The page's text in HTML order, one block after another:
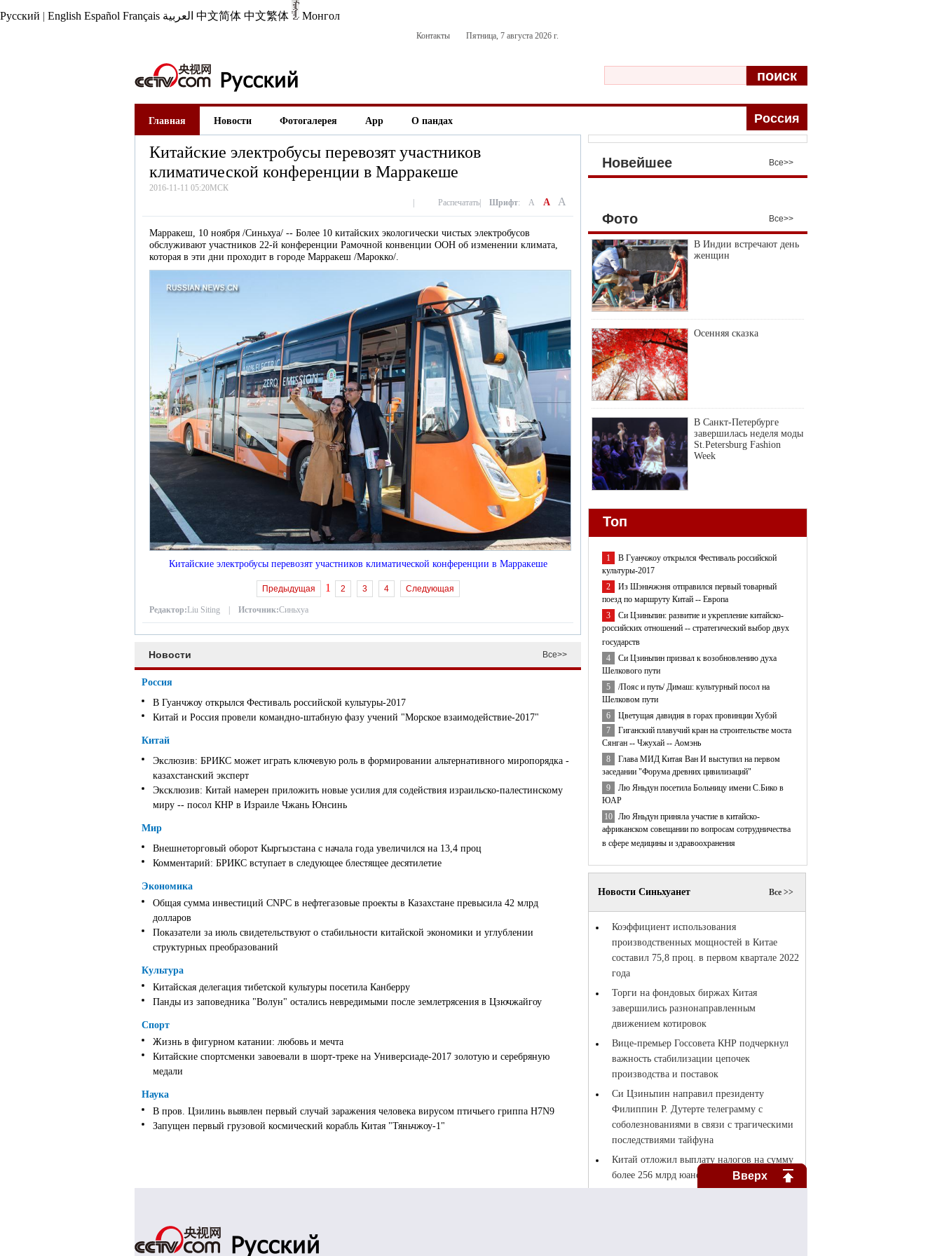
Русский | English Español Français العربية 中文简体 中文繁体 Монгол
Контакты Пятница, 7 августа 2026 г.
поиск
Главная Новости Фотогалерея App О пандах Pоccия
Китайские электробусы перевозят участников
климатической конференции в Марракеше
2016-11-11 05:20МСК
Распечатать Шрифт: A A A
Марракеш, 10 ноября /Синьхуа/ -- Более 10 китайских экологически чистых электробусов
обслуживают участников 22-й конференции Рамочной конвенции ООН об изменении климата,
которая в эти дни проходит в городе Марракеш /Марокко/.
Китайские электробусы перевозят участников климатической конференции в Марракеше
Предыдущая 1 2 3 4 Следующая
Редактор:Liu Siting | Источник:Синьхуа
Новости Все>>
Россия
В Гуанчжоу открылся Фестиваль российской культуры-2017
Китай и Россия провели командно-штабную фазу учений "Морское взаимодействие-2017"
Китай
Экслюзив: БРИКС может играть ключевую роль в формировании альтернативного миропорядка -
казахстанский эксперт
Эксклюзив: Китай намерен приложить новые усилия для содействия израильско-палестинскому
миру -- посол КНР в Израиле Чжань Юнсинь
Мир
Внешнеторговый оборот Кыргызстана с начала года увеличился на 13,4 проц
Комментарий: БРИКС вступает в следующее блестящее десятилетие
Экономика
Общая сумма инвестиций CNPC в нефтегазовые проекты в Казахстане превысила 42 млрд
долларов
Показатели за июль свидетельствуют о стабильности китайской экономики и углублении
структурных преобразований
Культура
Китайская делегация тибетской культуры посетила Канберру
Панды из заповедника "Волун" остались невредимыми после землетрясения в Цзючжайгоу
Спорт
Жизнь в фигурном катании: любовь и мечта
Китайские спортсменки завоевали в шорт-треке на Универсиаде-2017 золотую и серебряную
медали
Наука
В пров. Цзилинь выявлен первый случай заражения человека вирусом птичьего гриппа H7N9
Запущен первый грузовой космический корабль Китая "Тяньчжоу-1"
Новейшее Bce>>
Фото Все>>
В Индии встречают день
женщин
Осенняя сказка
В Санкт-Петербурге
завершилась неделя моды
St.Petersburg Fashion
Week
Топ
1 В Гуанчжоу открылся Фестиваль российской
культуры-2017
2 Из Шэньчжэня отправился первый товарный
поезд по маршруту Китай -- Европа
3 Си Цзиньпин: развитие и укрепление китайско-
российских отношений -- стратегический выбор двух
государств
4 Си Цзиньпин призвал к возобновлению духа
Шелкового пути
5 /Пояс и путь/ Димаш: культурный посол на
Шелковом пути
6
Цветущая давидия в горах провинции Хубэй
7
Гиганский плавучий кран на строительстве моста
Сянган -- Чжухай -- Аомэнь
8 Глава МИД Китая Ван И выступил на первом
заседании "Форума древних цивилизаций"
9 Лю Яньдун посетила Больницу имени С.Бико в
ЮАР
10 Лю Яньдун приняла участие в китайско-
африканском совещании по вопросам сотрудничества
в сфере медицины и здравоохранения
Вверх